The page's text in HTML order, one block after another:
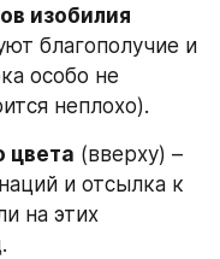
изобилия
благополучие и
особо не
неплохо).
цвета (вверху) –
и отсылка к
на этих